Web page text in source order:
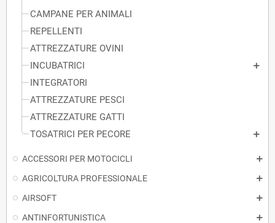
CAMPANE PER ANIMALI
REPELLENTI
ATTREZZATURE OVINI
INCUBATRICI
INTEGRATORI
ATTREZZATURE PESCI
ATTREZZATURE GATTI
TOSATRICI PER PECORE
ACCESSORI PER MOTOCICLI
AGRICOLTURA PROFESSIONALE
AIRSOFT
ANTINFORTUNISTICA